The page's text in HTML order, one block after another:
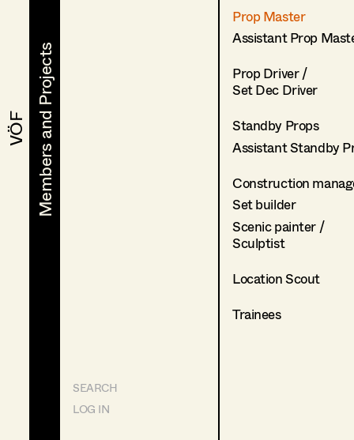
VÖF
VÖF Members and Projects
Members and Projects
SEARCH
LOG IN
Prop Master
Assistant Prop
Prop Driver /
Set Dec Driver
Standby Props
Assistant Standby
Construction
Set builder
Scenic painter /
Sculptist
Location Scout
Trainees